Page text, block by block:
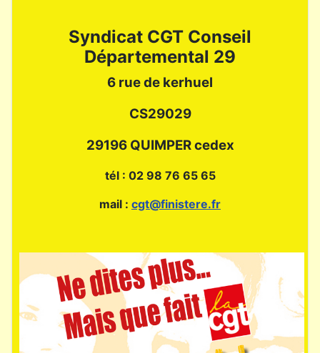
Syndicat CGT Conseil
Départemental 29
6 rue de kerhuel
CS29029
29196 QUIMPER cedex
tél : 02 98 76 65 65
mail : cgt@finistere.fr